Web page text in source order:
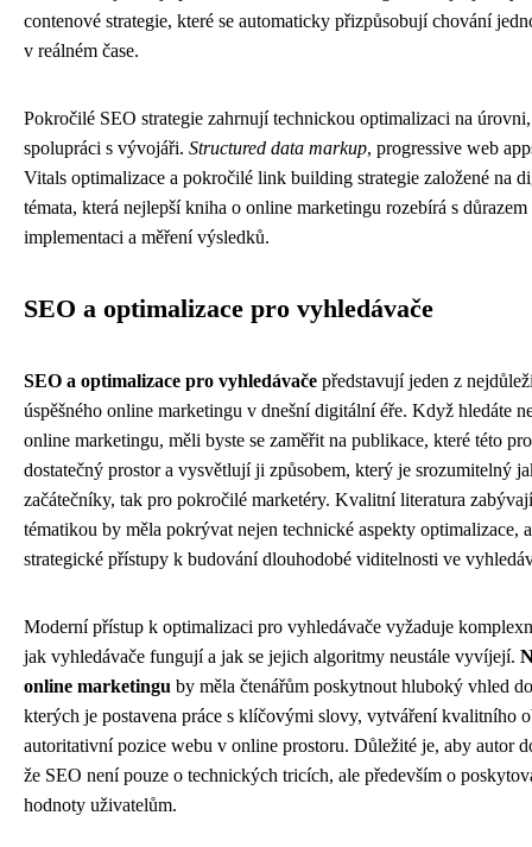
contenové strategie, které se automaticky přizpůsobují chování
v reálném čase.
Pokročilé SEO strategie zahrnují technickou optimalizaci na
spolupráci s vývojáři. Structured data markup, progressive web
Vitals optimalizace a pokročilé link building strategie založené na
témata, která nejlepší kniha o online marketingu rozebírá s
implementaci a měření výsledků.
SEO a optimalizace pro vyhledávače
SEO a optimalizace pro vyhledávače představují jeden z
úspěšného online marketingu v dnešní digitální éře. Když hledáte
online marketingu, měli byste se zaměřit na publikace, které této
dostatečný prostor a vysvětlují ji způsobem, který je srozumitelný
začátečníky, tak pro pokročilé marketéry. Kvalitní literatura
tématikou by měla pokrývat nejen technické aspekty optimalizace,
strategické přístupy k budování dlouhodobé viditelnosti ve
Moderní přístup k optimalizaci pro vyhledávače vyžaduje
jak vyhledávače fungují a jak se jejich algoritmy neustále vyvíjejí.
online marketingu by měla čtenářům poskytnout hluboký vhled
kterých je postavena práce s klíčovými slovy, vytváření kvalitního
autoritativní pozice webu v online prostoru. Důležité je, aby autor
že SEO není pouze o technických tricích, ale především o
hodnoty uživatelům.